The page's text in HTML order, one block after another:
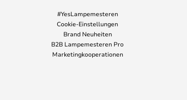
#YesLampemesteren
Cookie-Einstellungen
Brand Neuheiten
B2B Lampemesteren Pro
Marketingkooperationen